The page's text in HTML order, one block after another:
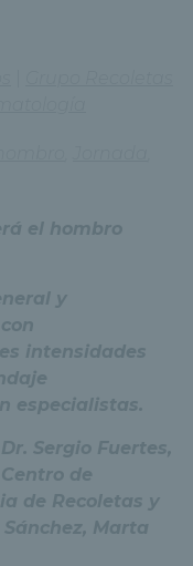
el hombro
y
intensidades
especialistas.
Sergio Fuertes,
de
de Recoletas y
Marta